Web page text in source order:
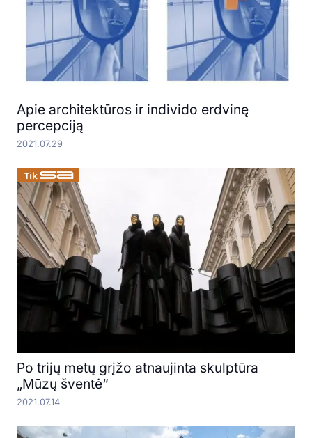
Apie architektūros ir individo erdvinę
percepciją
2021.07.29
Po trijų metų grįžo atnaujinta skulptūra
„Mūzų šventė“
2021.07.14